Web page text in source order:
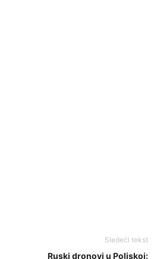
Sledeći tekst
Ruski dronovi u Poljskoj: